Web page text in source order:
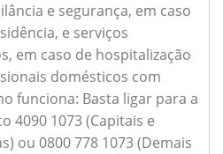
e segurança, em caso
e serviços
em caso de hospitalização
domésticos com
funciona: Basta ligar para a
4090 1073 (Capitais e
ou 0800 778 1073 (Demais